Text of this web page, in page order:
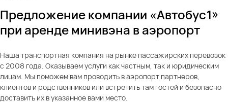
Предложение компании «Автобус1»
при аренде минивэна в аэропорт
Наша транспортная компания на рынке пассажирских перевозок
с 2008 года. Оказываем услуги как частным, так и юридическим
лицам. Мы поможем вам проводить в аэропорт партнеров,
клиентов и родственников или встретить там гостей и безопасно
доставить их в указанное вами место.